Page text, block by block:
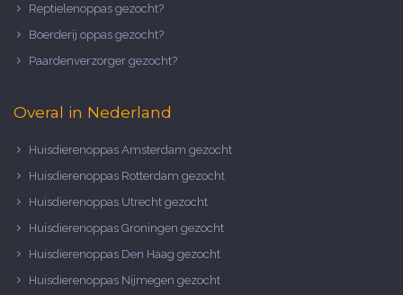
Reptielenoppas gezocht?
Boerderij oppas gezocht?
Paardenverzorger gezocht?
Overal in Nederland
Huisdierenoppas Amsterdam gezocht
Huisdierenoppas Rotterdam gezocht
Huisdierenoppas Utrecht gezocht
Huisdierenoppas Groningen gezocht
Huisdierenoppas Den Haag gezocht
Huisdierenoppas Nijmegen gezocht